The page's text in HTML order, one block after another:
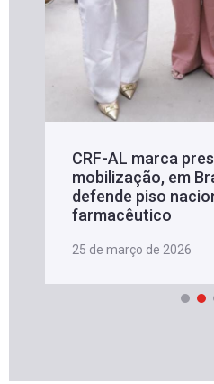
CRF-AL marca
mobilização, em
defende piso
farmacêutico
25 de março de 2026